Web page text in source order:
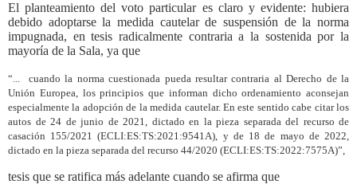
El planteamiento del voto particular es claro y evidente: hubiera
debido adoptarse la medida cautelar de suspensión de la norma
impugnada, en tesis radicalmente contraria a la sostenida por la
mayoría de la Sala, ya que
“...
cuando la norma cuestionada pueda resultar contraria al Derecho de la
Unión Europea, los principios que informan dicho ordenamiento aconsejan
especialmente la adopción de la medida cautelar. En este sentido cabe citar los
autos de 24 de junio de 2021, dictado en la pieza separada del recurso de
casación 155/2021 (ECLI:ES:TS:2021:9541A), y de 18 de mayo de 2022,
dictado en la pieza separada del recurso 44/2020 (ECLI:ES:TS:2022:7575A)”,
tesis que se ratifica más adelante cuando se afirma que